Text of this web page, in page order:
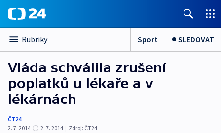
Rubriky Sport SLEDOVAT
Vláda schválila zrušení
poplatků u lékaře a v
lékárnách
ČT24
2. 7. 2014
2. 7. 2014 | Zdroj: ČT24